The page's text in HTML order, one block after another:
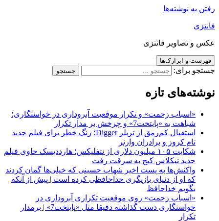
رفتن به نوشته‌ها
فانتزی
عکس و تصاویر فانتزی
فهرست و ابزارک‌ها
جستجو برای:
نوشته‌های تازه
«اسباب زحمت» و تکرار موقعیت آبروداری در خواستگاری؛
شباهت به «پایتخت7» و چرخش بر مدار تکرار
استقبال کم‌رمق از تریلر Digger؛ زنگ خطر برای فیلم جدید
تام کروز و برادران وارنر
شکایت ۱۰۵ میلیون دلاری از نتفلیکس؛ هارددیسک حاوی فیلم
جدید نیکلاس کیج به سرقت رفت
واکنش‌ها به پست اخیر شهاب حسینی که خیلی‌ها گمان کردند
که او از دنیای بازیگری خداحافظی کرده است | پیش از آنکه
بگویم خداحافظ
«اسباب زحمت» روی موقعیت تکراری آبروداری در
خواستگاری دست گذاشته دقیقا مثل «پایتخت7» | برمدار
تکرار